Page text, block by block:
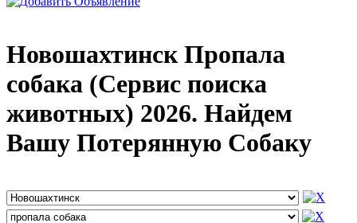
Новошахтинск Пропала
собака (Сервис поиска
животных) 2026. Найдем
Вашу Потерянную Собаку